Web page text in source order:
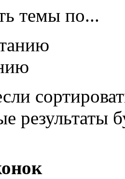
темы по...
результаты